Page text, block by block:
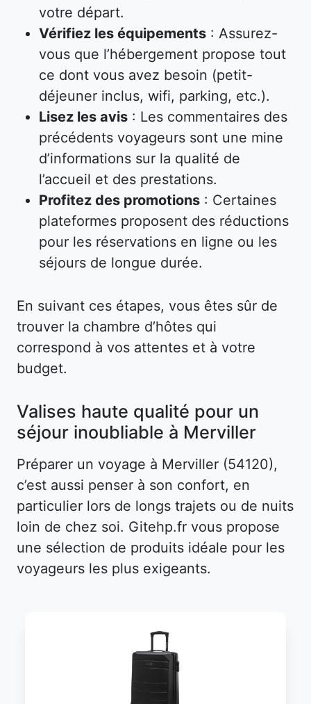
votre départ.
Vérifiez les équipements : Assurez-
vous que l’hébergement propose tout
ce dont vous avez besoin (petit-
déjeuner inclus, wifi, parking, etc.).
Lisez les avis : Les commentaires des
précédents voyageurs sont une mine
d’informations sur la qualité de
l’accueil et des prestations.
Profitez des promotions : Certaines
plateformes proposent des réductions
pour les réservations en ligne ou les
séjours de longue durée.
En suivant ces étapes, vous êtes sûr de
trouver la chambre d’hôtes qui
correspond à vos attentes et à votre
budget.
Valises haute qualité pour un
séjour inoubliable à Merviller
Préparer un voyage à Merviller (54120),
c’est aussi penser à son confort, en
particulier lors de longs trajets ou de nuits
loin de chez soi. Gitehp.fr vous propose
une sélection de produits idéale pour les
voyageurs les plus exigeants.